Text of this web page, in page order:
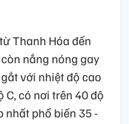
Thanh Hóa đến
nắng nóng gay
với nhiệt độ cao
C, có nơi trên 40 độ
nhất phổ biến 35 -